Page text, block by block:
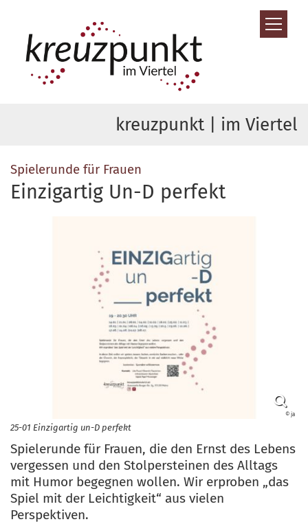
kreuzpunkt | im Viertel
Spielerunde für Frauen
Einzigartig Un-D perfekt
© ja
25-01 Einzigartig un-D perfekt
Spielerunde für Frauen, die den Ernst des Lebens
vergessen und den Stolpersteinen des Alltags
mit Humor begegnen wollen. Wir erproben „das
Spiel mit der Leichtigkeit“ aus vielen
Perspektiven.